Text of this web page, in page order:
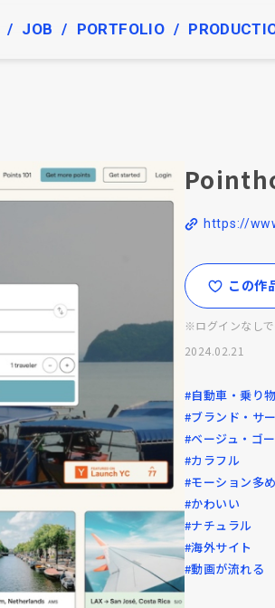
JOB PORTFOLIO
https://
この作
※ログインなし
2024.02.21
#自動車・乗り
#ブランド・サ
#ベージュ・ゴ
#カラフル
#モーション多め
#かわいい
#ナチュラル
#海外サイト
#動画が流れる